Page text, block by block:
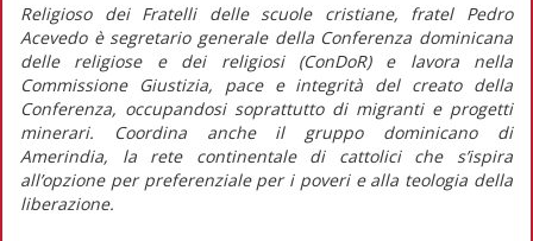
Religioso dei Fratelli delle scuole cristiane, fratel Pedro
Acevedo è segretario generale della Conferenza dominicana
delle religiose e dei religiosi (ConDoR) e lavora nella
Commissione Giustizia, pace e integrità del creato della
Conferenza, occupandosi soprattutto di migranti e progetti
minerari. Coordina anche il gruppo dominicano di
Amerindia, la rete continentale di cattolici che s’ispira
all’opzione per preferenziale per i poveri e alla teologia della
liberazione.